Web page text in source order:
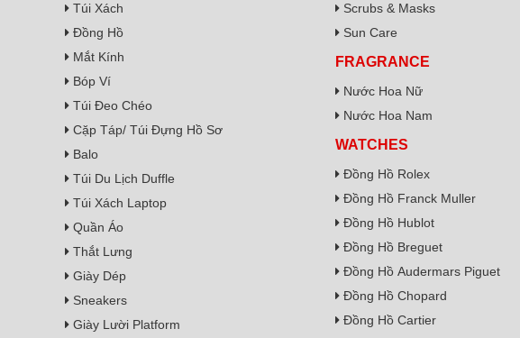
Túi Xách
Đồng Hồ
Mắt Kính
Bóp Ví
Túi Đeo Chéo
Cặp Táp/ Túi Đựng Hồ Sơ
Balo
Túi Du Lịch Duffle
Túi Xách Laptop
Quần Áo
Thắt Lưng
Giày Dép
Sneakers
Giày Lười Platform
Scrubs & Masks
Sun Care
FRAGRANCE
Nước Hoa Nữ
Nước Hoa Nam
WATCHES
Đồng Hồ Rolex
Đồng Hồ Franck Muller
Đồng Hồ Hublot
Đồng Hồ Breguet
Đồng Hồ Audermars Piguet
Đồng Hồ Chopard
Đồng Hồ Cartier